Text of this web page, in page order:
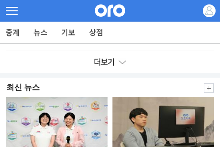
최신 뉴스